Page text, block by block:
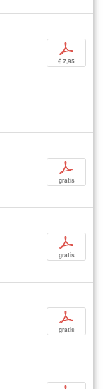
p
€ 7,95
p
gratis
p
gratis
p
gratis